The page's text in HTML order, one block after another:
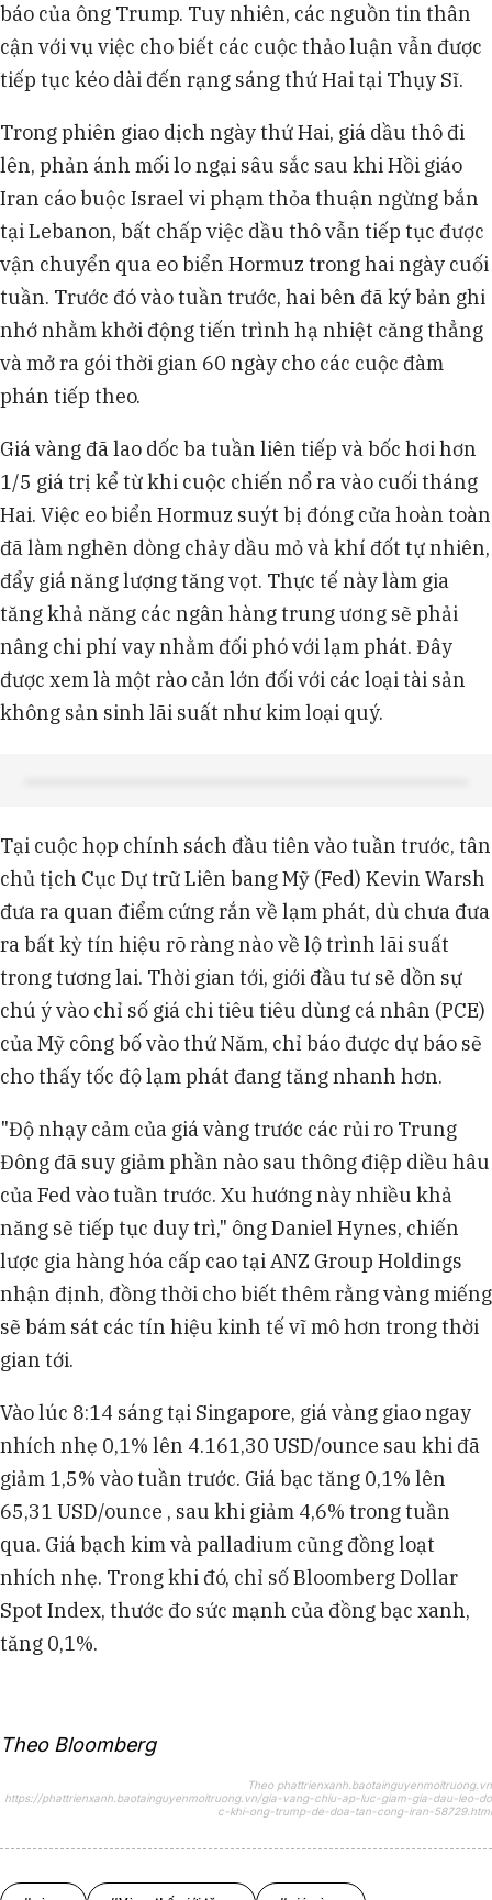
báo của ông Trump. Tuy nhiên, các nguồn tin thân
cận với vụ việc cho biết các cuộc thảo luận vẫn được
tiếp tục kéo dài đến rạng sáng thứ Hai tại Thụy Sĩ.
Trong phiên giao dịch ngày thứ Hai, giá dầu thô đi
lên, phản ánh mối lo ngại sâu sắc sau khi Hồi giáo
Iran cáo buộc Israel vi phạm thỏa thuận ngừng bắn
tại Lebanon, bất chấp việc dầu thô vẫn tiếp tục được
vận chuyển qua eo biển Hormuz trong hai ngày cuối
tuần. Trước đó vào tuần trước, hai bên đã ký bản ghi
nhớ nhằm khởi động tiến trình hạ nhiệt căng thẳng
và mở ra gói thời gian 60 ngày cho các cuộc đàm
phán tiếp theo.
Giá vàng đã lao dốc ba tuần liên tiếp và bốc hơi hơn
1/5 giá trị kể từ khi cuộc chiến nổ ra vào cuối tháng
Hai. Việc eo biển Hormuz suýt bị đóng cửa hoàn toàn
đã làm nghẽn dòng chảy dầu mỏ và khí đốt tự nhiên,
đẩy giá năng lượng tăng vọt. Thực tế này làm gia
tăng khả năng các ngân hàng trung ương sẽ phải
nâng chi phí vay nhằm đối phó với lạm phát. Đây
được xem là một rào cản lớn đối với các loại tài sản
không sản sinh lãi suất như kim loại quý.
Tại cuộc họp chính sách đầu tiên vào tuần trước, tân
chủ tịch Cục Dự trữ Liên bang Mỹ (Fed) Kevin Warsh
đưa ra quan điểm cứng rắn về lạm phát, dù chưa đưa
ra bất kỳ tín hiệu rõ ràng nào về lộ trình lãi suất
trong tương lai. Thời gian tới, giới đầu tư sẽ dồn sự
chú ý vào chỉ số giá chi tiêu tiêu dùng cá nhân (PCE)
của Mỹ công bố vào thứ Năm, chỉ báo được dự báo sẽ
cho thấy tốc độ lạm phát đang tăng nhanh hơn.
"Độ nhạy cảm của giá vàng trước các rủi ro Trung
Đông đã suy giảm phần nào sau thông điệp diều hâu
của Fed vào tuần trước. Xu hướng này nhiều khả
năng sẽ tiếp tục duy trì," ông Daniel Hynes, chiến
lược gia hàng hóa cấp cao tại ANZ Group Holdings
nhận định, đồng thời cho biết thêm rằng vàng miếng
sẽ bám sát các tín hiệu kinh tế vĩ mô hơn trong thời
gian tới.
Vào lúc 8:14 sáng tại Singapore, giá vàng giao ngay
nhích nhẹ 0,1% lên 4.161,30 USD/ounce sau khi đã
giảm 1,5% vào tuần trước. Giá bạc tăng 0,1% lên
65,31 USD/ounce , sau khi giảm 4,6% trong tuần
qua. Giá bạch kim và palladium cũng đồng loạt
nhích nhẹ. Trong khi đó, chỉ số Bloomberg Dollar
Spot Index, thước đo sức mạnh của đồng bạc xanh,
tăng 0,1%.
Theo Bloomberg
Theo phattrienxanh.baotainguyenmoitruong.vn
https://phattrienxanh.baotainguyenmoitruong.vn/gia-vang-chiu-ap-luc-giam-gia-dau-leo-do
c-khi-ong-trump-de-doa-tan-cong-iran-58729.html